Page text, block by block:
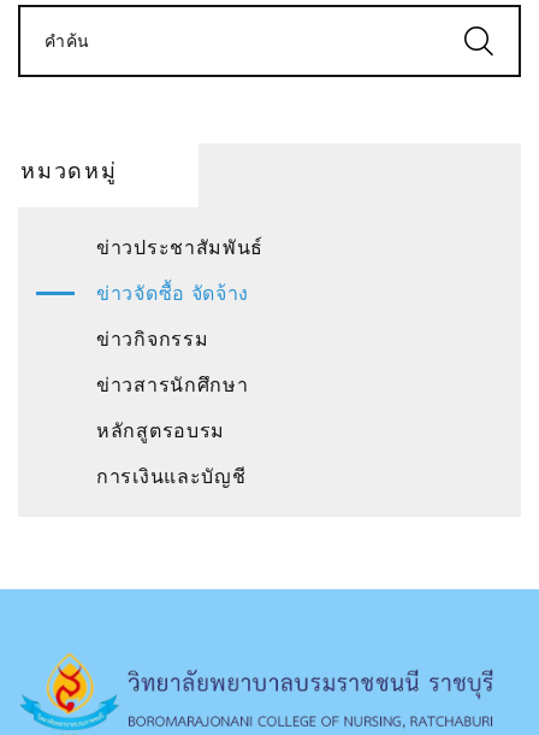
คำค้น
หมวดหมู่
ข่าวประชาสัมพันธ์
ข่าวจัดซื้อ จัดจ้าง
ข่าวกิจกรรม
ข่าวสารนักศึกษา
หลักสูตรอบรม
การเงินและบัญชี